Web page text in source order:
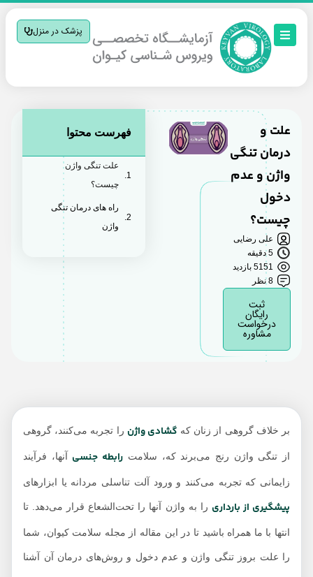
پزشک در منزل
علت و
درمان تنگی
واژن و عدم
دخول
چیست؟
علی رضایی
5 دقیقه
5151 بازدید
8 نظر
رایگان
درخواست
مشاوره
فهرست محتوا
علت تنگی واژن
چیست؟
راه های درمان تنگی
بر خلاف گروهی از زنان کهگشادی واژن را تجربه می‌کنند، گروهی
از تنگی واژن رنج می‌برند که، سلامترابطه جنسیآنها، فرآیند
زایمانی که تجربه می‌کنند و ورود آلت تناسلی مردانه یا ابزارهای
پیشگیری از بارداریرا به واژن آنها را تحت‌الشعاع قرار می‌دهد. تا
انتها با ما همراه باشید تا در این مقاله از مجله سلامت کیوان، شما
را علت بروز تنگی واژن و عدم دخول و روش‌های درمان آن آشنا